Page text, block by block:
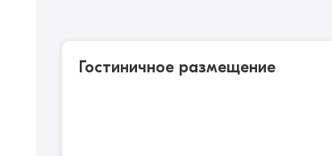
Гостиничное размещение